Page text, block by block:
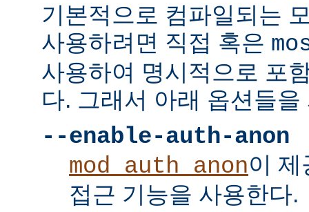
기본적으로 컴파일되는
사용하려면 직접 혹은
사용하여 명시적으로 포
다. 그래서 아래 옵션들을
--enable-auth-anon
mod_auth_anon이
접근 기능을 사용한다.